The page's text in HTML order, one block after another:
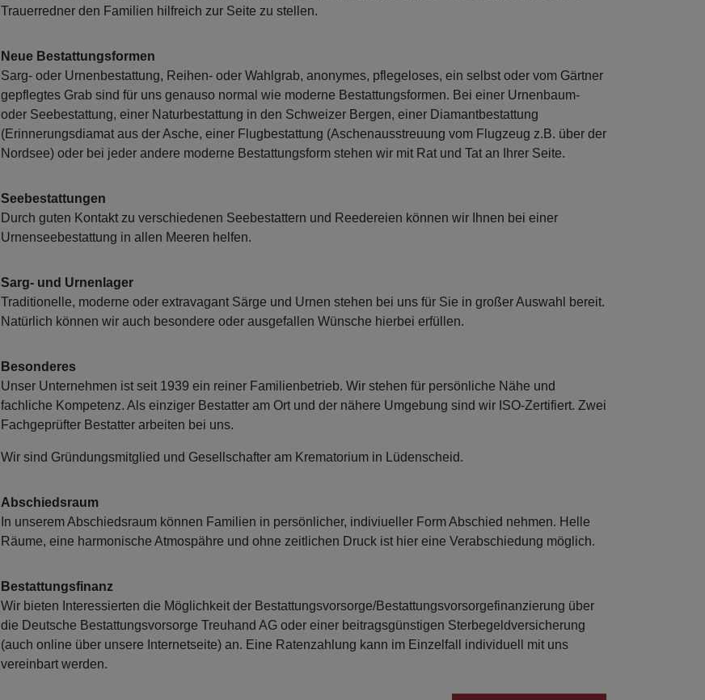
Trauerredner den Familien hilfreich zur Seite zu stellen.
Neue Bestattungsformen
Sarg- oder Urnenbestattung, Reihen- oder Wahlgrab, anonymes, pflegeloses, ein selbst oder vom Gärtner
gepflegtes Grab sind für uns genauso normal wie moderne Bestattungsformen. Bei einer Urnenbaum-
oder Seebestattung, einer Naturbestattung in den Schweizer Bergen, einer Diamantbestattung
(Erinnerungsdiamat aus der Asche, einer Flugbestattung (Aschenausstreuung vom Flugzeug z.B. über der
Nordsee) oder bei jeder andere moderne Bestattungsform stehen wir mit Rat und Tat an Ihrer Seite.
Seebestattungen
Durch guten Kontakt zu verschiedenen Seebestattern und Reedereien können wir Ihnen bei einer
Urnenseebestattung in allen Meeren helfen.
Sarg- und Urnenlager
Traditionelle, moderne oder extravagant Särge und Urnen stehen bei uns für Sie in großer Auswahl bereit.
Natürlich können wir auch besondere oder ausgefallen Wünsche hierbei erfüllen.
Besonderes
Unser Unternehmen ist seit 1939 ein reiner Familienbetrieb. Wir stehen für persönliche Nähe und
fachliche Kompetenz. Als einziger Bestatter am Ort und der nähere Umgebung sind wir ISO-Zertifiert. Zwei
Fachgeprüfter Bestatter arbeiten bei uns.
Wir sind Gründungsmitglied und Gesellschafter am Krematorium in Lüdenscheid.
Abschiedsraum
In unserem Abschiedsraum können Familien in persönlicher, indiviueller Form Abschied nehmen. Helle
Räume, eine harmonische Atmospähre und ohne zeitlichen Druck ist hier eine Verabschiedung möglich.
Bestattungsfinanz
Wir bieten Interessierten die Möglichkeit der Bestattungsvorsorge/Bestattungsvorsorgefinanzierung über
die Deutsche Bestattungsvorsorge Treuhand AG oder einer beitragsgünstigen Sterbegeldversicherung
(auch online über unsere Internetseite) an. Eine Ratenzahlung kann im Einzelfall individuell mit uns
vereinbart werden.